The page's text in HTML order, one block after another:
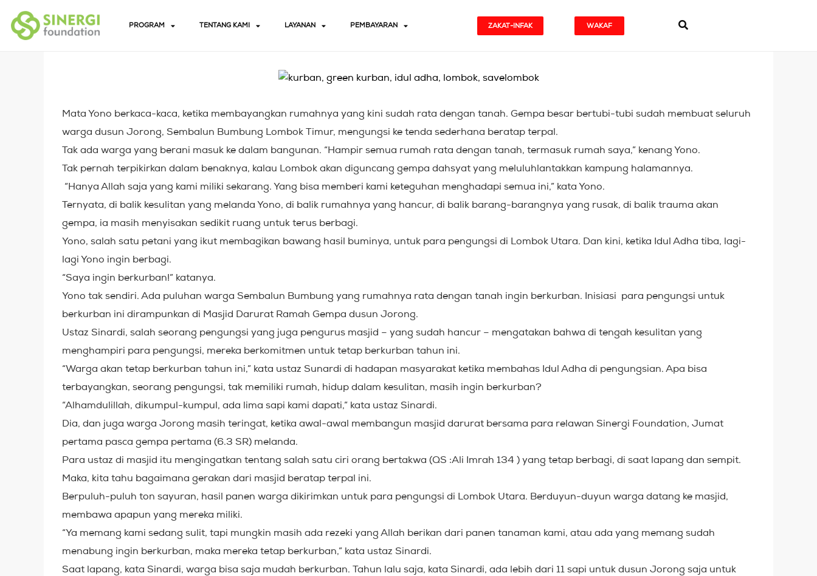
PROGRAM TENTANG KAMI LAYANAN PEMBAYARAN ZAKAT-INFAK WAKAF
Mata Yono berkaca-kaca, ketika membayangkan rumahnya yang kini sudah rata dengan tanah. Gempa besar bertubi-tubi sudah membuat seluruh
warga dusun Jorong, Sembalun Bumbung Lombok Timur, mengungsi ke tenda sederhana beratap terpal.
Tak ada warga yang berani masuk ke dalam bangunan. “Hampir semua rumah rata dengan tanah, termasuk rumah saya,” kenang Yono.
Tak pernah terpikirkan dalam benaknya, kalau Lombok akan diguncang gempa dahsyat yang meluluhlantakkan kampung halamannya.
“Hanya Allah saja yang kami miliki sekarang. Yang bisa memberi kami keteguhan menghadapi semua ini,” kata Yono.
Ternyata, di balik kesulitan yang melanda Yono, di balik rumahnya yang hancur, di balik barang-barangnya yang rusak, di balik trauma akan
gempa, ia masih menyisakan sedikit ruang untuk terus berbagi.
Yono, salah satu petani yang ikut membagikan bawang hasil buminya, untuk para pengungsi di Lombok Utara. Dan kini, ketika Idul Adha tiba, lagi-
lagi Yono ingin berbagi.
“Saya ingin berkurban!” katanya.
Yono tak sendiri. Ada puluhan warga Sembalun Bumbung yang rumahnya rata dengan tanah ingin berkurban. Inisiasi para pengungsi untuk
berkurban ini dirampunkan di Masjid Darurat Ramah Gempa dusun Jorong.
Ustaz Sinardi, salah seorang pengungsi yang juga pengurus masjid – yang sudah hancur – mengatakan bahwa di tengah kesulitan yang
menghampiri para pengungsi, mereka berkomitmen untuk tetap berkurban tahun ini.
“Warga akan tetap berkurban tahun ini,” kata ustaz Sunardi di hadapan masyarakat ketika membahas Idul Adha di pengungsian. Apa bisa
terbayangkan, seorang pengungsi, tak memiliki rumah, hidup dalam kesulitan, masih ingin berkurban?
“Alhamdulillah, dikumpul-kumpul, ada lima sapi kami dapati,” kata ustaz Sinardi.
Dia, dan juga warga Jorong masih teringat, ketika awal-awal membangun masjid darurat bersama para relawan Sinergi Foundation, Jumat
pertama pasca gempa pertama (6.3 SR) melanda.
Para ustaz di masjid itu mengingatkan tentang salah satu ciri orang bertakwa (QS :Ali Imrah 134 ) yang tetap berbagi, di saat lapang dan sempit.
Maka, kita tahu bagaimana gerakan dari masjid beratap terpal ini.
Berpuluh-puluh ton sayuran, hasil panen warga dikirimkan untuk para pengungsi di Lombok Utara. Berduyun-duyun warga datang ke masjid,
membawa apapun yang mereka miliki.
“Ya memang kami sedang sulit, tapi mungkin masih ada rezeki yang Allah berikan dari panen tanaman kami, atau ada yang memang sudah
menabung ingin berkurban, maka mereka tetap berkurban,” kata ustaz Sinardi.
Saat lapang, kata Sinardi, warga bisa saja mudah berkurban. Tahun lalu saja, kata Sinardi, ada lebih dari 11 sapi untuk dusun Jorong saja untuk